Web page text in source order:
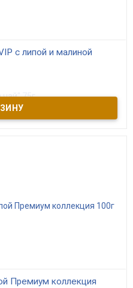
с липой и малиной
высшего сорта с липой и
в серии.
Выращен в Сочи
Премиум коллекция